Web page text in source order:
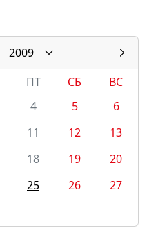
2009
ПТ СБ
ВС
4 5
6
11 12
13
18 19
20
25 26
27